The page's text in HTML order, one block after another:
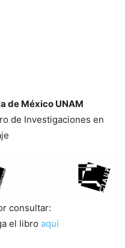
de México UNAM
de Investigaciones en
consultar:
el libro aquí